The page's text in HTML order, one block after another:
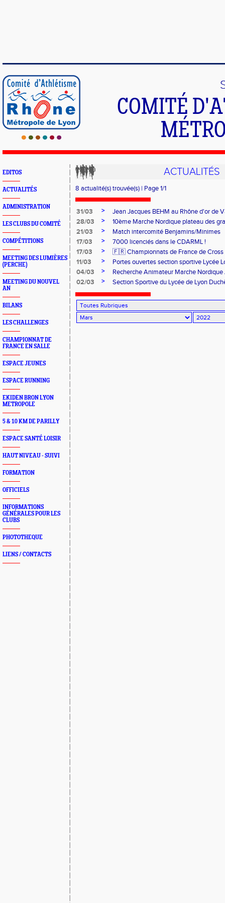
COMITÉ
EDITOS
ACTUALITÉS
ADMINISTRATION
LES CLUBS DU COMITÉ
COMPÉTITIONS
MEETING DES LUMIÈRES
(PERCHE)
MEETING DU NOUVEL
AN
BILANS
LES CHALLENGES
CHAMPIONNAT DE
FRANCE EN SALLE
ESPACE JEUNES
ESPACE RUNNING
EKIDEN BRON LYON
METROPOLE
5 & 10 KM DE PARILLY
ESPACE SANTÉ LOISIR
HAUT NIVEAU - SUIVI
FORMATION
OFFICIELS
INFORMATIONS
GÉNÉRALES POUR LES
CLUBS
PHOTOTHEQUE
LIENS / CONTACTS
ACTUALITÉS
8 actualité(s) trouvée(s) | Page 1/1
31/03 >
Jean Jacques BEHM au Rhône d'or de
28/03
>
10ème Marche Nordique plateau des
21/03
>
Match intercomité Benjamins/Minimes
17/03
>
7000 licenciés dans le CDARML !
17/03
>
🇫🇷 Championnats de France de
11/03
>
Portes ouvertes section sportive Lycée
04/03
>
Recherche Animateur Marche
02/03
> Section Sportive du Lycée de Lyon